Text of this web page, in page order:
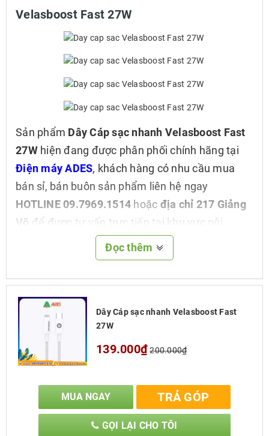
Velasboost Fast 27W
Sản phẩm Dây Cáp sạc nhanh Velasboost Fast
27W hiện đang được phân phối chính hãng tại
Điện máy ADES, khách hàng có nhu cầu mua
bán sỉ, bán buôn sản phẩm liên hệ ngay
HOTLINE 09.7969.1514 hoặc địa chỉ 217 Giảng
Võ để được tư vấn trực tiếp tại khu vực nội
Model Fast 27W
Hỗ trợ sạc nhanh Chuẩn PD
Tốc độ truyền dữ liệu 480 Mpbs
Đọc thêm
Dây Cáp sạc nhanh Velasboost Fast
27W
139.000₫ 200.000₫
MUA NGAY TRẢ GÓP
GỌI LẠI CHO TÔI